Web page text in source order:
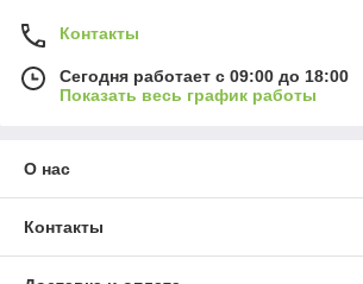
Контакты
Сегодня работает с 09:00 до 18:00
Показать весь график работы
О нас
Контакты